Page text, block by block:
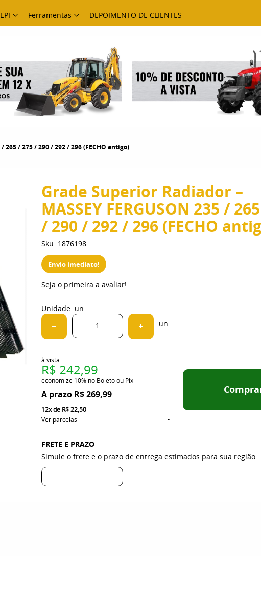
EPI Ferramentas DEPOIMENTO DE CLIENTES
265 / 275 / 290 / 292 / 296 (FECHO antigo)
Grade Superior Radiador –
MASSEY FERGUSON 235 /
/ 290 / 292 / 296 (FECHO
Sku: 1876198
Envio imediato!
Seja o primeira a avaliar!
Unidade: un
un
R$ 269,99
à vista
R$ 242,99
economize 10% no Boleto ou Pix
12xde R$ 22,50
Ver parcelas
FRETE E PRAZO
Simule o frete e o prazo de entrega estimados para sua região: